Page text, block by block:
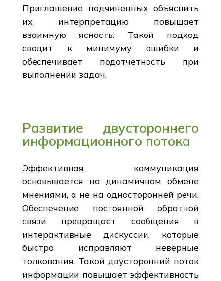
Приглашение подчиненных объяснить
их интерпретацию повышает
взаимную ясность. Такой подход
сводит к минимуму ошибки и
обеспечивает подотчетность при
выполнении задач.
Развитие двустороннего
информационного потока
Эффективная коммуникация
основывается на динамичном обмене
мнениями, а не на односторонней речи.
Обеспечение постоянной обратной
связи превращает сообщения в
интерактивные дискуссии, которые
быстро исправляют неверные
толкования. Такой двусторонний поток
информации повышает эффективность